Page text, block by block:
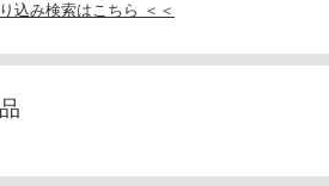
込み検索はこちら ＜＜